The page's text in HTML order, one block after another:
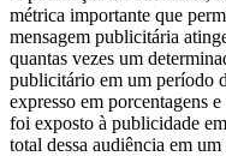
métrica importante que
mensagem publicitária
quantas vezes um
publicitário em um período
expresso em porcentagens
foi exposto à publicidade
total dessa audiência em